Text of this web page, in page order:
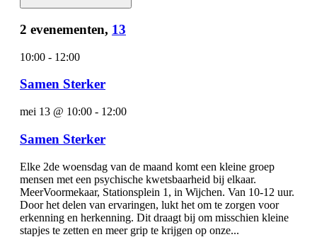
2 evenementen, 13
10:00 - 12:00
Samen Sterker
mei 13 @ 10:00 - 12:00
Samen Sterker
Elke 2de woensdag van de maand komt een kleine groep
mensen met een psychische kwetsbaarheid bij elkaar.
MeerVoormekaar, Stationsplein 1, in Wijchen. Van 10-12 uur.
Door het delen van ervaringen, lukt het om te zorgen voor
erkenning en herkenning. Dit draagt bij om misschien kleine
stapjes te zetten en meer grip te krijgen op onze...